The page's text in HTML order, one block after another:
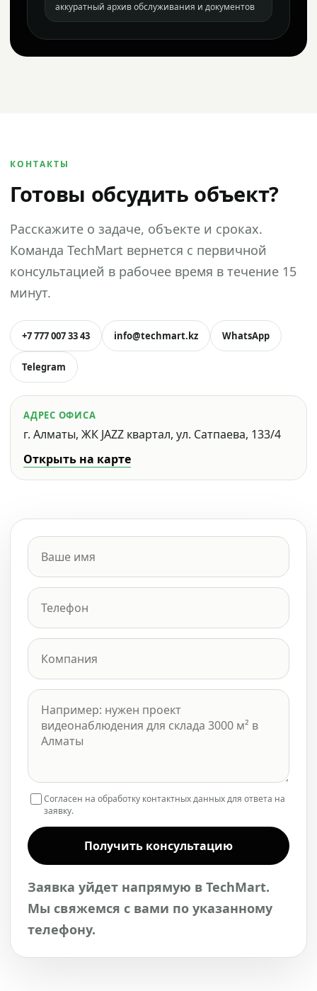
аккуратный архив обслуживания и документов
КОНТАКТЫ
Готовы обсудить объект?
Расскажите о задаче, объекте и сроках.
Команда TechMart вернется с первичной
консультацией в рабочее время в течение 15
минут.
+7 777 007 33 43 info@techmart.kz WhatsApp
Telegram
АДРЕС ОФИСА
г. Алматы, ЖК JAZZ квартал, ул. Сатпаева, 133/4
Открыть на карте
Согласен на обработку контактных данных для ответа на
заявку.
Получить консультацию
Заявка уйдет напрямую в TechMart.
Мы свяжемся с вами по указанному
телефону.